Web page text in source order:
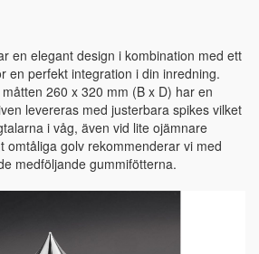
en elegant design i kombination med ett
en perfekt integration i din inredning.
260 x 320 mm (B x D) har en
levereras med justerbara spikes vilket
i våg, även vid lite ojämnare
omtåliga golv rekommenderar vi med
medföljande gummifötterna.